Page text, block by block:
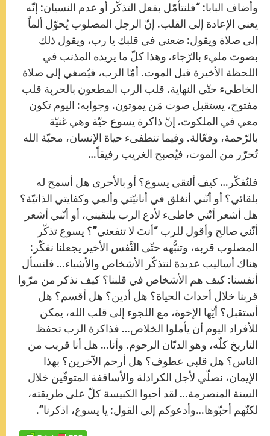
وأضاف البابا: “فلنتأمّل بفعل التذكّر أو عدم النسيان: إنّه
يعني الإعادة إلى القلب. إنّ الرجل المصلوب يُحوّل ألماً
إلى صلاة ويقول: ضعني في قلبك يا رب، ويقول ذلك
بصوت مليء بالرّجاء. وهذا كلّ ما يريده المذنب في
اللحظة الأخيرة قبل الموت. أمّا الرب، فيُصغي إلى صلاة
الخاطىء حتّى النهاية. قلب الرب المطعون بالحربة قلب
مفتوح، يستقبل صوت مَن يموتون. وجوابه: اليوم تكون
معي في الملكوت. إنّ ذاكرة يسوع حيّة وهي غنيّة
بالرّحمة، وفعّالة. وفيما تنطفىء حياة الإنسان، محبّة الله
تُحرّر من الموت، فيُصبح الغريب رفيقاً…
فلنُفكّر… كيف ألتقي يسوع؟ أو بالأحرى هل أسمح له
بلقائي؟ أو أنّني أنغلق في أنانيّتي وألمي وكفايتي الذاتيّة؟
هل أشعر أنّني خاطىء لأدع الرب يلتقيني، أو أنّني أشعر
أنّني صالح وأقول للرب “أنتَ لا تنفعني”؟ يسوع تذكّر
المصلوب قربه، وتنبُّهه حتّى النَّفس الأخير يجعلنا نفكّر:
هناك أساليب عديدة لنتذكّر الأشخاص والأشياء… فلنسأل
أنفسنا: كيف هم الأشخاص في قلبنا؟ كيف نذكر من مرّوا
قربنا خلال أحداث الحياة؟ هل أدين؟ هل أقسم؟ هل
أستقبل؟ أيّها الإخوة، مع اللجوء إلى قلب الله، يمكن
للأفراد اليوم أن يأملوا الخلاص… فذاكرة الرب تحفظ
التاريخ كلّه، وهو الديّان الرحوم. وأنا… هل أنا قريب من
الناس؟ هل قلبي عطوف؟ هل أرحم الآخرين؟ بهذا
الإيمان، نصلّي لأجل الكرادلة والأساقفة المتوفّين خلال
السنة المنصرمة… لقد أحيوا الكنيسة كلّ على طريقته،
لكنّهم أحبّوها…وأدعوكم إلى القول: يا يسوع، اذكرنا”.